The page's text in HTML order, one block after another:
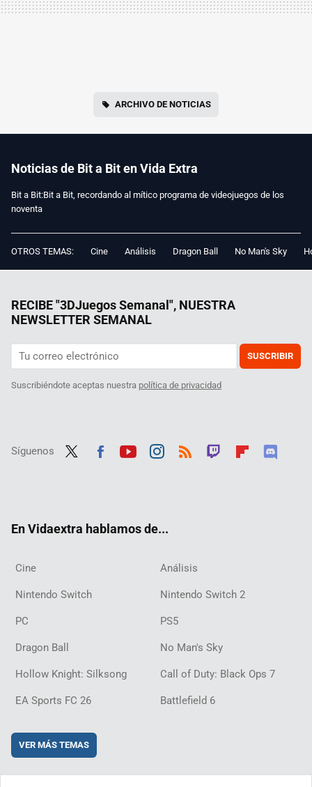
ARCHIVO DE NOTICIAS
Noticias de Bit a Bit en Vida Extra
Bit a Bit:Bit a Bit, recordando al mítico programa de videojuegos de los
noventa
OTROS TEMAS: Cine Análisis Dragon Ball No Man's Sky
RECIBE "3DJuegos Semanal", NUESTRA
NEWSLETTER SEMANAL
SUSCRIBIR
Suscribiéndote aceptas nuestra política de privacidad
Síguenos
En Vidaextra hablamos de...
Cine Análisis
Nintendo Switch Nintendo Switch 2
PC PS5
Dragon Ball No Man's Sky
Hollow Knight: Silksong Call of Duty: Black Ops 7
EA Sports FC 26 Battlefield 6
VER MÁS TEMAS